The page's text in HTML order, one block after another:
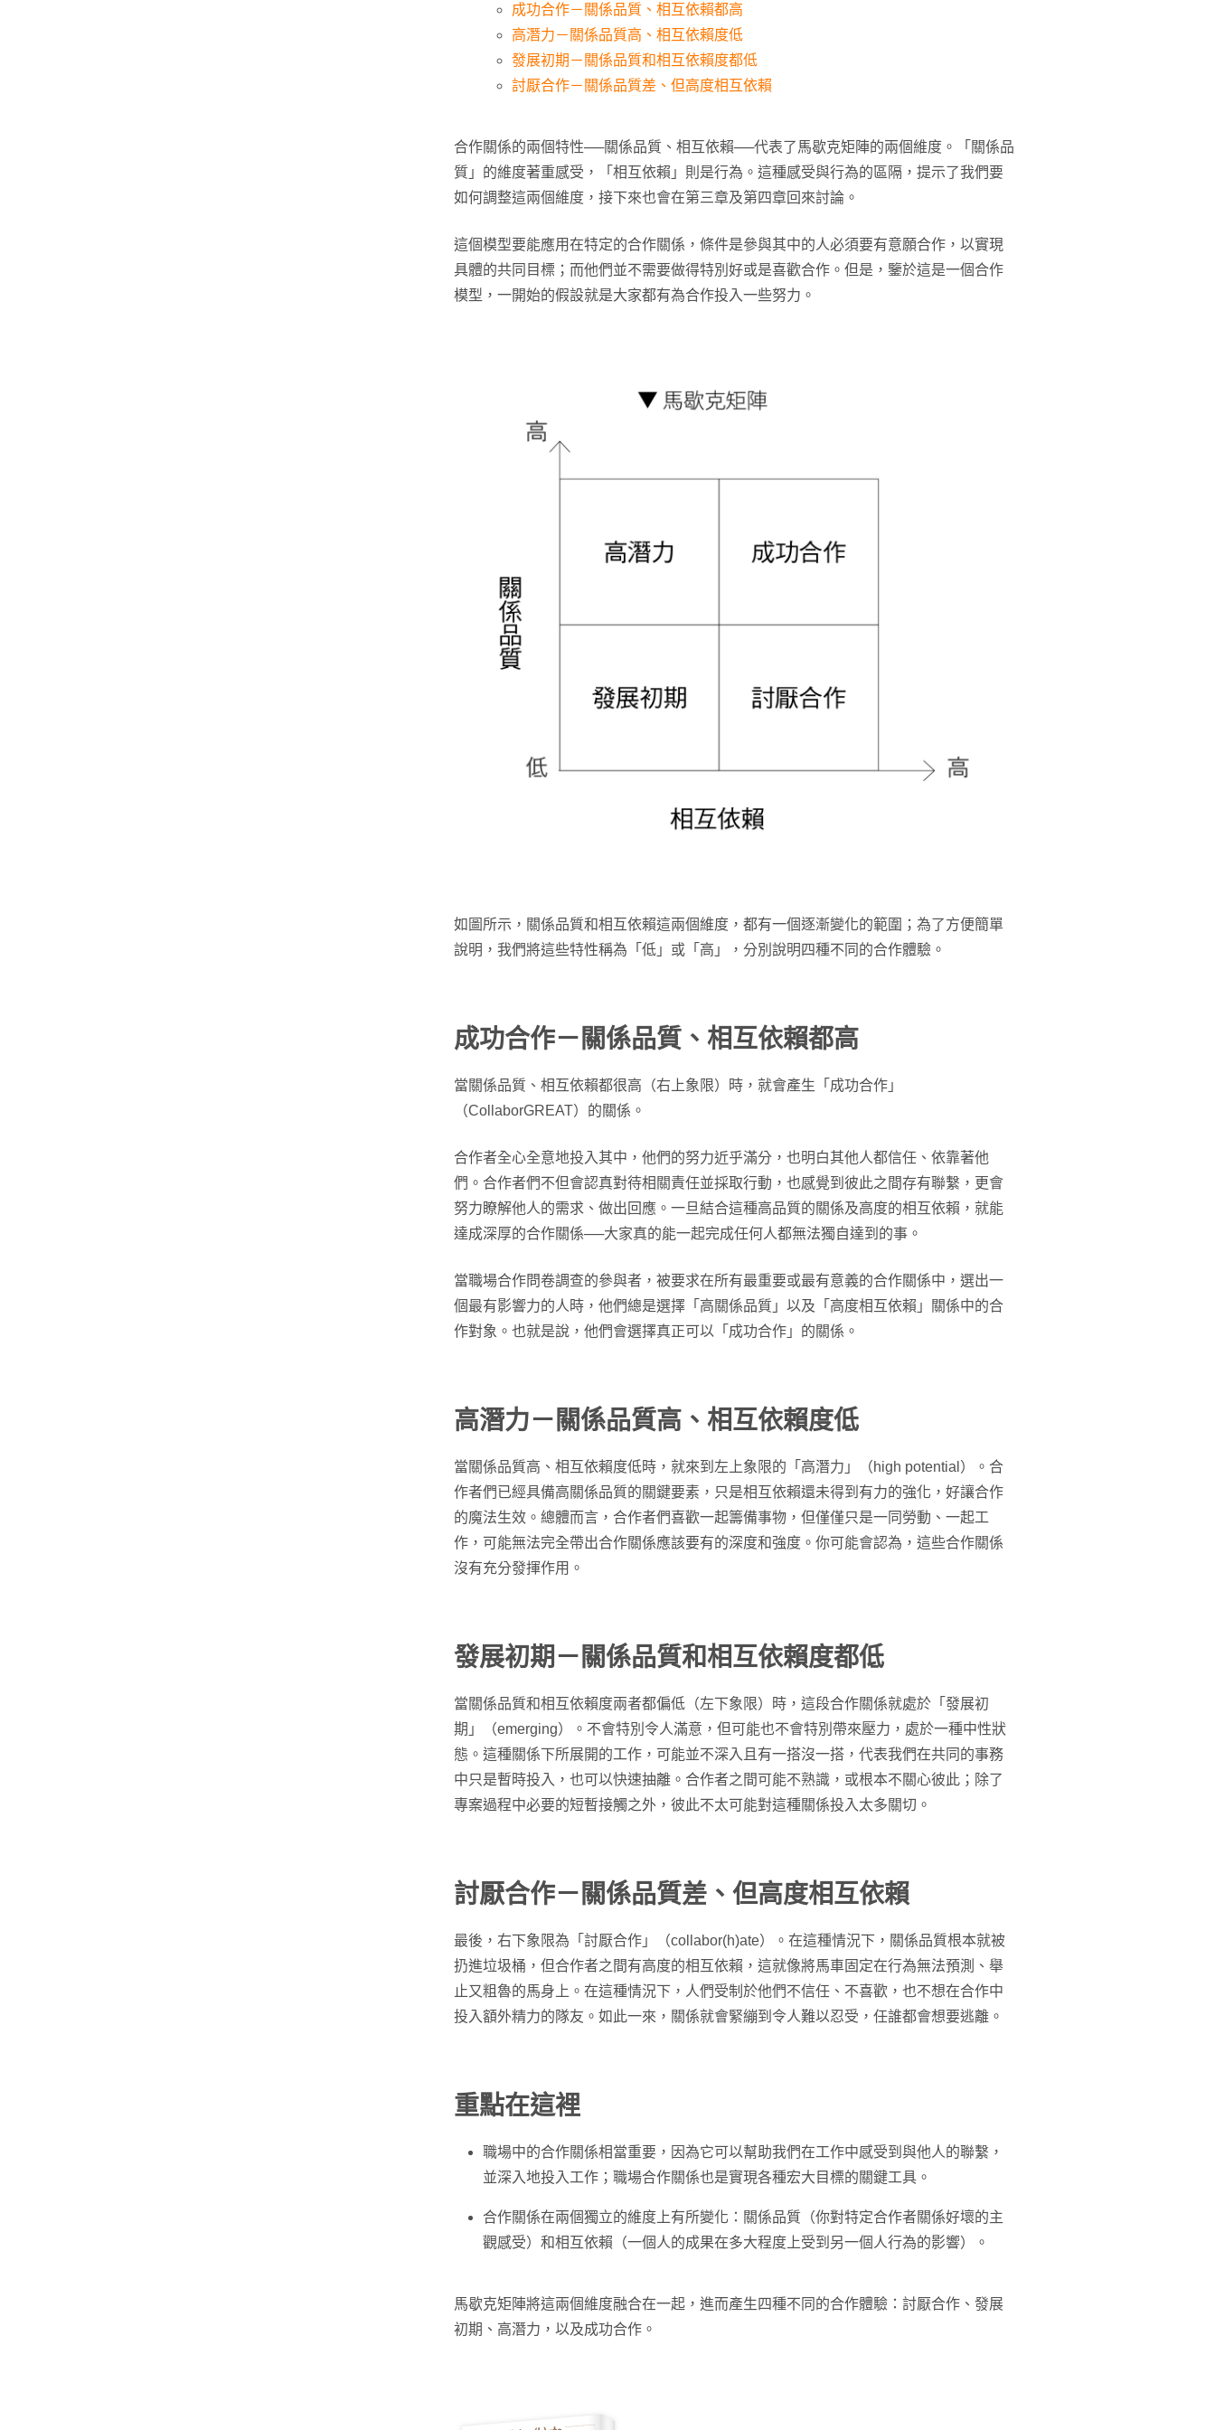
成功合作－關係品質、相互依賴都高
高潛力－關係品質高、相互依賴度低
發展初期－關係品質和相互依賴度都低
討厭合作－關係品質差、但高度相互依賴
合作關係的兩個特性──關係品質、相互依賴──代表了馬歇克矩陣的兩個維度。「關係品
質」的維度著重感受，「相互依賴」則是行為。這種感受與行為的區隔，提示了我們要
如何調整這兩個維度，接下來也會在第三章及第四章回來討論。
這個模型要能應用在特定的合作關係，條件是參與其中的人必須要有意願合作，以實現
具體的共同目標；而他們並不需要做得特別好或是喜歡合作。但是，鑒於這是一個合作
模型，一開始的假設就是大家都有為合作投入一些努力。
如圖所示，關係品質和相互依賴這兩個維度，都有一個逐漸變化的範圍；為了方便簡單
說明，我們將這些特性稱為「低」或「高」，分別說明四種不同的合作體驗。
成功合作－關係品質、相互依賴都高
當關係品質、相互依賴都很高（右上象限）時，就會產生「成功合作」
（CollaborGREAT）的關係。
合作者全心全意地投入其中，他們的努力近乎滿分，也明白其他人都信任、依靠著他
們。合作者們不但會認真對待相關責任並採取行動，也感覺到彼此之間存有聯繫，更會
努力瞭解他人的需求、做出回應。一旦結合這種高品質的關係及高度的相互依賴，就能
達成深厚的合作關係──大家真的能一起完成任何人都無法獨自達到的事。
當職場合作問卷調查的參與者，被要求在所有最重要或最有意義的合作關係中，選出一
個最有影響力的人時，他們總是選擇「高關係品質」以及「高度相互依賴」關係中的合
作對象。也就是說，他們會選擇真正可以「成功合作」的關係。
高潛力－關係品質高、相互依賴度低
當關係品質高、相互依賴度低時，就來到左上象限的「高潛力」（high potential）。合
作者們已經具備高關係品質的關鍵要素，只是相互依賴還未得到有力的強化，好讓合作
的魔法生效。總體而言，合作者們喜歡一起籌備事物，但僅僅只是一同勞動、一起工
作，可能無法完全帶出合作關係應該要有的深度和強度。你可能會認為，這些合作關係
沒有充分發揮作用。
發展初期－關係品質和相互依賴度都低
當關係品質和相互依賴度兩者都偏低（左下象限）時，這段合作關係就處於「發展初
期」（emerging）。不會特別令人滿意，但可能也不會特別帶來壓力，處於一種中性狀
態。這種關係下所展開的工作，可能並不深入且有一搭沒一搭，代表我們在共同的事務
中只是暫時投入，也可以快速抽離。合作者之間可能不熟識，或根本不關心彼此；除了
專案過程中必要的短暫接觸之外，彼此不太可能對這種關係投入太多關切。
討厭合作－關係品質差、但高度相互依賴
最後，右下象限為「討厭合作」（collabor(h)ate）。在這種情況下，關係品質根本就被
扔進垃圾桶，但合作者之間有高度的相互依賴，這就像將馬車固定在行為無法預測、舉
止又粗魯的馬身上。在這種情況下，人們受制於他們不信任、不喜歡，也不想在合作中
投入額外精力的隊友。如此一來，關係就會緊繃到令人難以忍受，任誰都會想要逃離。
重點在這裡
職場中的合作關係相當重要，因為它可以幫助我們在工作中感受到與他人的聯繫，
並深入地投入工作；職場合作關係也是實現各種宏大目標的關鍵工具。
合作關係在兩個獨立的維度上有所變化：關係品質（你對特定合作者關係好壞的主
觀感受）和相互依賴（一個人的成果在多大程度上受到另一個人行為的影響）。
馬歇克矩陣將這兩個維度融合在一起，進而產生四種不同的合作體驗：討厭合作、發展
初期、高潛力，以及成功合作。